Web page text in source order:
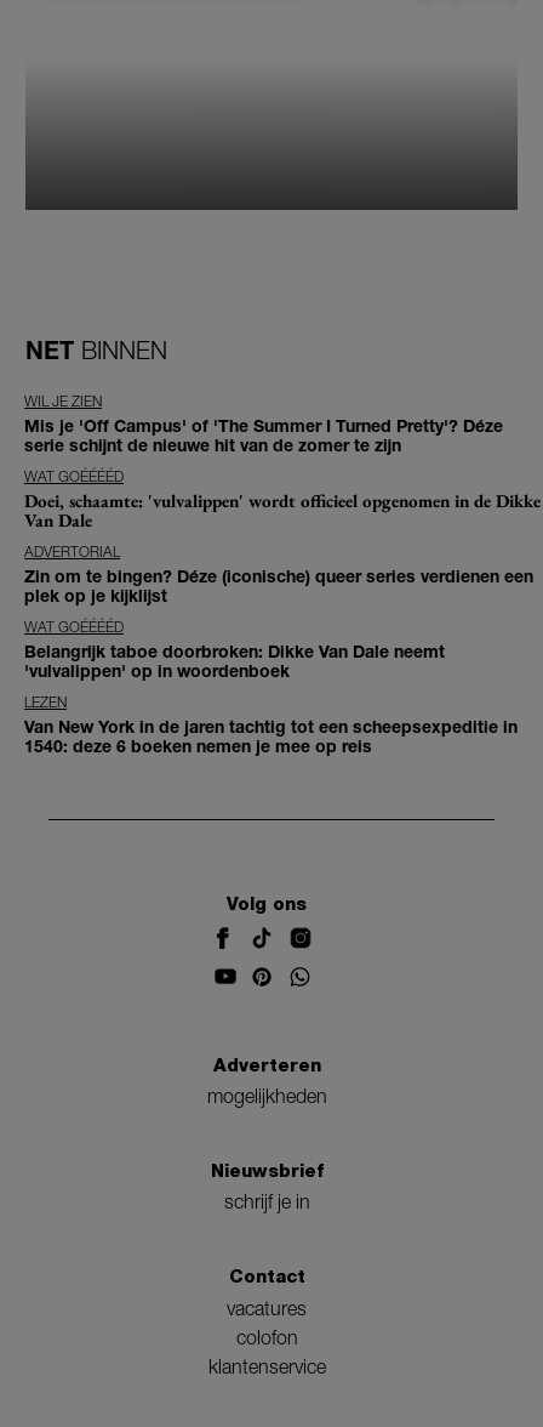
NET BINNEN
WIL JE ZIEN
Mis je 'Off Campus' of 'The Summer I Turned Pretty'? Déze
serie schijnt de nieuwe hit van de zomer te zijn
WAT GOÉÉÉÉD
Doei, schaamte: 'vulvalippen' wordt officieel opgenomen in de Dikke
Van Dale
ADVERTORIAL
Zin om te bingen? Déze (iconische) queer series verdienen een
plek op je kijklijst
WAT GOÉÉÉÉD
Belangrijk taboe doorbroken: Dikke Van Dale neemt
'vulvalippen' op in woordenboek
LEZEN
Van New York in de jaren tachtig tot een scheepsexpeditie in
1540: deze 6 boeken nemen je mee op reis
Volg ons
Adverteren
mogelijkheden
Nieuwsbrief
schrijf je in
Contact
vacatures
colofon
klantenservice